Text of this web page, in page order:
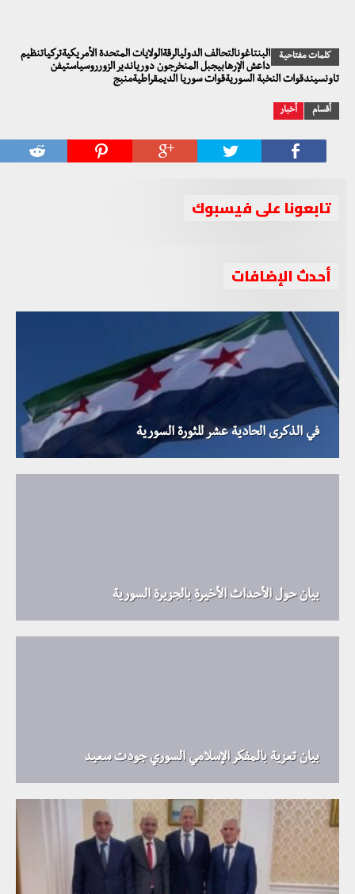
كلمات مفتاحية
البنتاغونالتحالف الدوليالرقةالولايات المتحدة الأمريكيةتركياتنظيم
داعش الإرهابيجبل المنخرجون دورياندير الزورروسياستيفن
تاونسيندقوات النخبة السوريةقوات سوريا الديمقراطيةمنبج
أقسام أخبار
تابعونا على فيسبوك
أحدث الإضافات
في الذكرى الحادية عشر للثورة السورية
بيان حول الأحداث الأخيرة بالجزيرة السورية
بيان تعزية بالمفكر الإسلامي السوري جودت سعيد